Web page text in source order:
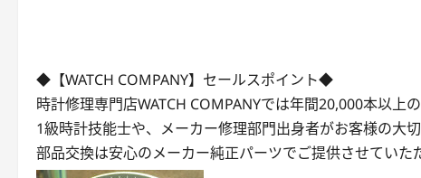
◆【WATCH COMPANY】セールスポイント◆
時計修理専門店WATCH COMPANYでは年間20,000本以上
1級時計技能士や、メーカー修理部門出身者がお客様の大
部品交換は安心のメーカー純正パーツでご提供させていた